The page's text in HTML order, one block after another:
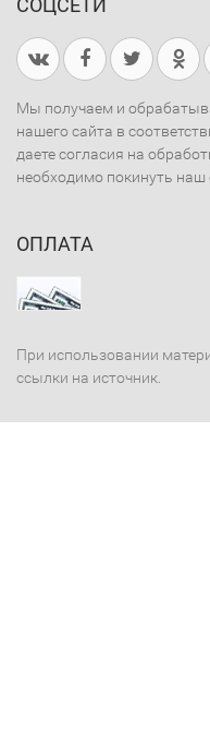
СОЦСЕТИ
Мы получаем и
нашего сайта в
даете согласия на
необходимо покинуть наш
ОПЛАТА
При использовании
ссылки на источник.